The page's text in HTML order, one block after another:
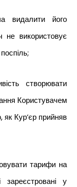
видалити його
не використовує
створювати
Користувачем
як Кур’єр прийняв
тарифи на
зареєстровані у